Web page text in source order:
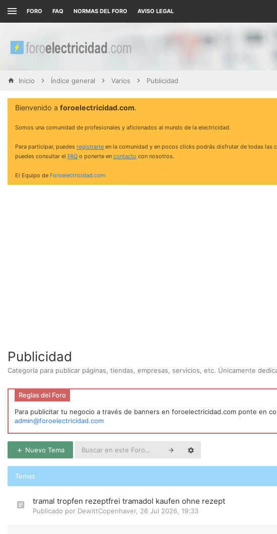
FORO FAQ NORMAS DEL FORO AVISO LEGAL
Inicio Índice general Varios Publicidad
Bienvenido a foroelectricidad.com.
Somos una comunidad de profesionales y aficionados al mundo de la electricidad.
Para participar, puedes registrarte en la comunidad y en pocos clicks podrás disfrutar de todas las
puedes consultar el FAQ o ponerte en contacto con nosotros.
El Equipo de Foroelectricidad.com
Publicidad
Categoría para publicar páginas, tiendas, empresas, servicios, etc. Únicamente
Reglas del Foro
Para publicitar tu negocio a través de banners en foroelectricidad.com ponte en
admin@foroelectricidad.com
Nuevo Tema
Temas
tramal tropfen rezeptfrei tramadol kaufen ohne rezept
Publicado por DewittCopenhaver, 26 Jul 2026, 19:33